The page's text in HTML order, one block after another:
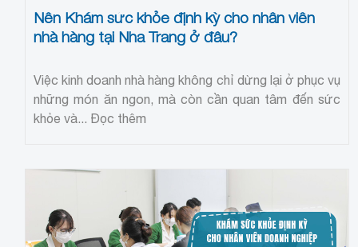
Nên Khám sức khỏe định kỳ cho nhân viên
nhà hàng tại Nha Trang ở đâu?
Việc kinh doanh nhà hàng không chỉ dừng lại ở phục vụ
những món ăn ngon, mà còn cần quan tâm đến sức
khỏe và... Đọc thêm